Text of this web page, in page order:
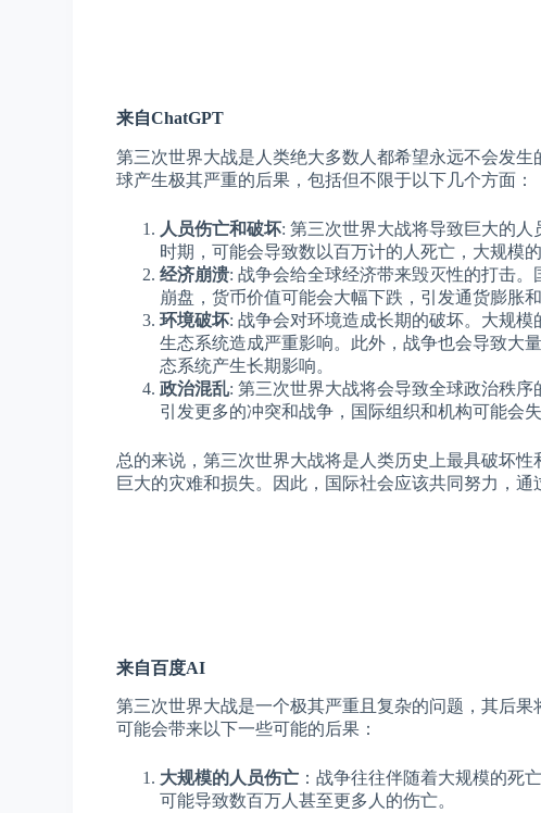
来自ChatGPT
第三次世界大战是人类绝大多数人都希望永远不会发
球产生极其严重的后果，包括但不限于以下几个方面：
人员伤亡和破坏: 第三次世界大战将导致巨大的
时期，可能会导致数以百万计的人死亡，大规模
经济崩溃: 战争会给全球经济带来毁灭性的打击
崩盘，货币价值可能会大幅下跌，引发通货膨胀和
环境破坏: 战争会对环境造成长期的破坏。大规
生态系统造成严重影响。此外，战争也会导致大
态系统产生长期影响。
政治混乱: 第三次世界大战将会导致全球政治秩
引发更多的冲突和战争，国际组织和机构可能会
总的来说，第三次世界大战将是人类历史上最具破坏
巨大的灾难和损失。因此，国际社会应该共同努力，
来自百度AI
第三次世界大战是一个极其严重且复杂的问题，其后
可能会带来以下一些可能的后果：
大规模的人员伤亡 ：战争往往伴随着大规模的死
可能导致数百万人甚至更多人的伤亡。